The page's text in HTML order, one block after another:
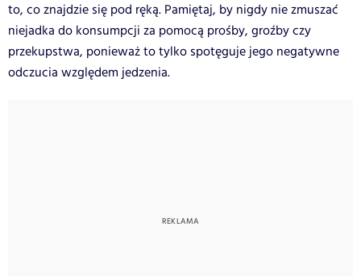
to, co znajdzie się pod ręką. Pamiętaj, by nigdy nie zmuszać
niejadka do konsumpcji za pomocą prośby, groźby czy
przekupstwa, ponieważ to tylko spotęguje jego negatywne
odczucia względem jedzenia.